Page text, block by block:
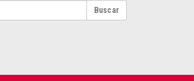
Buscar